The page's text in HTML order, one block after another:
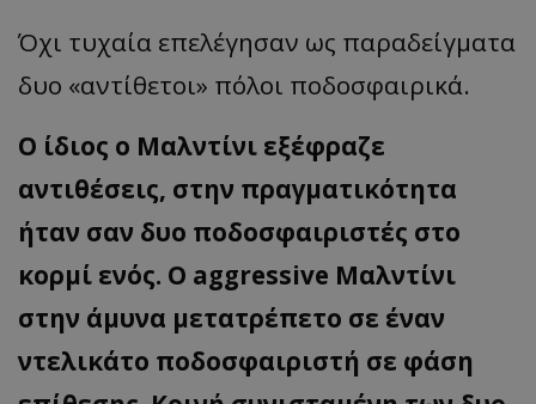
Όχι τυχαία επελέγησαν ως παραδείγματα
δυο «αντίθετοι» πόλοι ποδοσφαιρικά.
Ο ίδιος ο Μαλντίνι εξέφραζε
αντιθέσεις, στην πραγματικότητα
ήταν σαν δυο ποδοσφαιριστές στο
κορμί ενός. Ο aggressive Μαλντίνι
στην άμυνα μετατρέπετο σε έναν
ντελικάτο ποδοσφαιριστή σε φάση